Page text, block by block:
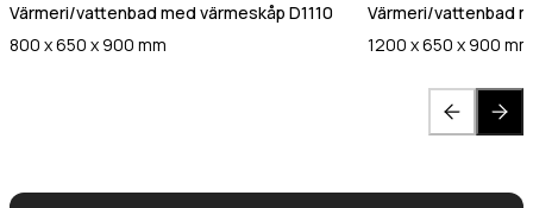
Värmeri/vattenbad med värmeskåp D1110
800 x 650 x 900 mm
Värmeri/vattenbad
1200 x 650 x 900 mm